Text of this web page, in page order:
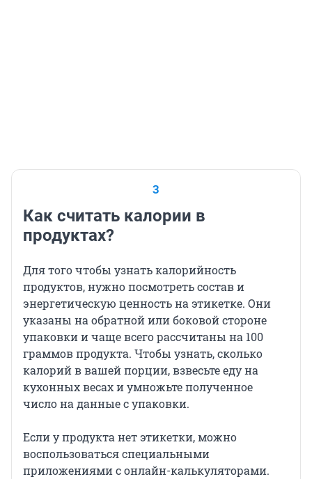
3
Как считать калории в
продуктах?
Для того чтобы узнать калорийность
продуктов, нужно посмотреть состав и
энергетическую ценность на этикетке. Они
указаны на обратной или боковой стороне
упаковки и чаще всего рассчитаны на 100
граммов продукта. Чтобы узнать, сколько
калорий в вашей порции, взвесьте еду на
кухонных весах и умножьте полученное
число на данные с упаковки.
Если у продукта нет этикетки, можно
воспользоваться специальными
приложениями с онлайн-калькуляторами.